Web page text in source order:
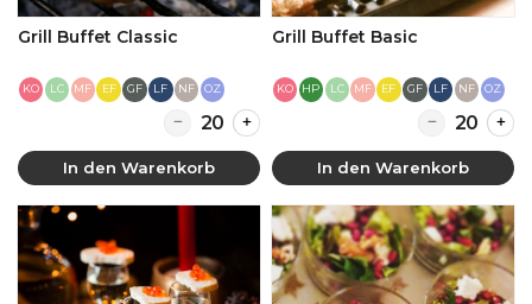
Grill Buffet Classic
KO LC MF EF GF LF NF OZ
Quantity for Grill Buffet Classic
In den Warenkorb
Grill Buffet Basic
KO HP LC MF EF GF LF NF OZ
Quantity for
In den Warenkorb